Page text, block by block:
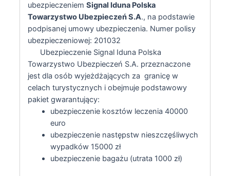
ubezpieczeniem Signal Iduna Polska
Towarzystwo Ubezpieczeń S.A., na podstawie
podpisanej umowy ubezpieczenia. Numer polisy
ubezpieczeniowej: 201032
Ubezpieczenie Signal Iduna Polska
Towarzystwo Ubezpieczeń S.A. przeznaczone
jest dla osób wyjeżdżających za granicę w
celach turystycznych i obejmuje podstawowy
pakiet gwarantujący:
ubezpieczenie kosztów leczenia 40000
euro
ubezpieczenie następstw nieszczęśliwych
wypadków 15000 zł
ubezpieczenie bagażu (utrata 1000 zł)